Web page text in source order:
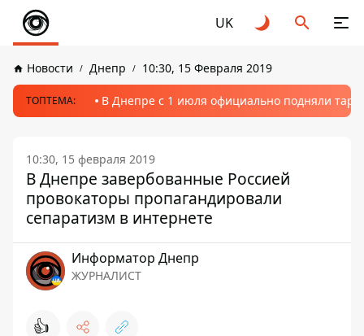
UK
Новости Днепр 10:30, 15 Февраля 2019
ТОПТЕМА: В Днепре с 1 июля официально подняли
10:30, 15 февраля 2019
В Днепре завербованные Россией
провокаторы пропагандировали
сепаратизм в интернете
Информатор Днепр
ЖУРНАЛИСТ
👍